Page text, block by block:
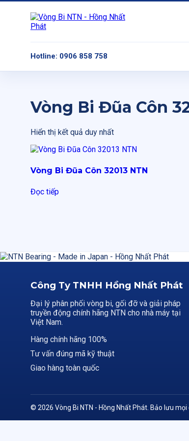
Hotline: 0906 858 758
Vòng Bi Đũa Côn
Hiển thị kết quả duy nhất
Vòng Bi Đũa Côn 32013 NTN
Đọc tiếp
Công Ty TNHH Hồng Nhất Phát
Đại lý phân phối vòng bi, gối đỡ và giải pháp
truyền động chính hãng NTN cho nhà máy tại
Việt Nam.
Hàng chính hãng 100%
Tư vấn đúng mã kỹ thuật
Giao hàng toàn quốc
© 2026 Vòng Bi NTN - Hồng Nhất Phát. Bảo lưu mọi